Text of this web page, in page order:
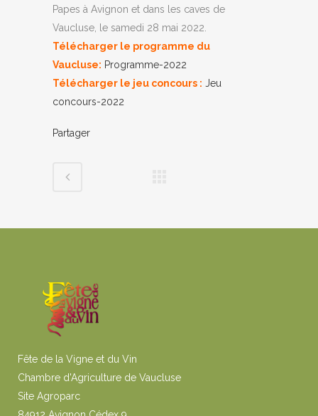
Papes à Avignon et dans les caves de
Vaucluse, le samedi 28 mai 2022.
Télécharger le programme du
Vaucluse: Programme-2022
Télécharger le jeu concours : Jeu
concours-2022
Partager
Fête de la Vigne et du Vin
Chambre d'Agriculture de Vaucluse
Site Agroparc